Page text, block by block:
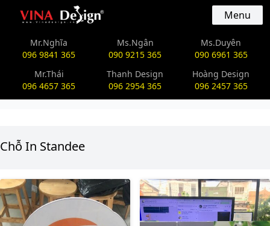
vinadesign.vn Menu
Mr.Nghĩa
096 9841 365
Ms.Ngân
090 9215 365
Ms.Duyên
090 6961 365
Mr.Thái
096 4657 365
Thanh Design
096 2954 365
Hoàng Design
096 2457 365
Chỗ In Standee